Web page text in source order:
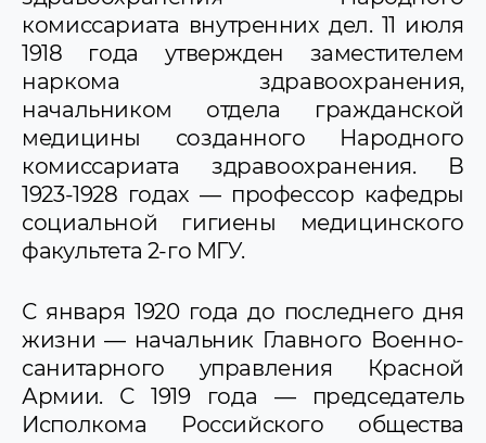
комиссариата внутренних дел. 11 июля
1918 года утвержден заместителем
наркома здравоохранения,
начальником отдела гражданской
медицины созданного Народного
комиссариата здравоохранения. В
1923-1928 годах — профессор кафедры
социальной гигиены медицинского
факультета 2-го МГУ.
С января 1920 года до последнего дня
жизни — начальник Главного Военно-
санитарного управления Красной
Армии. С 1919 года — председатель
Исполкома Российского общества